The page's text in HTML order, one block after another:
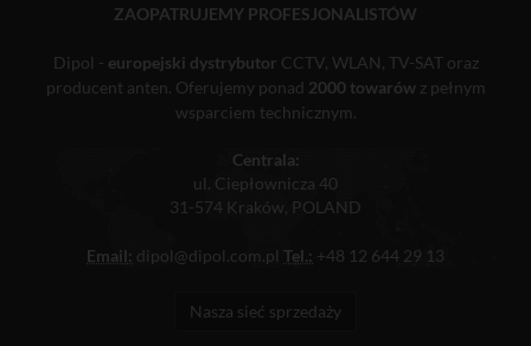
ZAOPATRUJEMY PROFESJONALISTÓW
Dipol - europejski dystrybutor CCTV, WLAN, TV-SAT oraz
producent anten. Oferujemy ponad 2000 towarówz pełnym
wsparciem technicznym.
Centrala:
ul. Ciepłownicza 40
31-574 Kraków, POLAND
Email: dipol@dipol.com.pl Tel.: +48 12 644 29 13
Nasza sieć sprzedaży